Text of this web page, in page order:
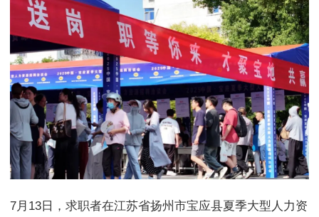
7月13日，求职者在江苏省扬州市宝应县夏季大型人力资